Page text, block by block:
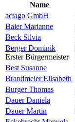
Name
actago GmbH
Baier Marianne
Beck Silvia
Berger Dominik
Erster Bürgermeister
Best Susanne
Brandmeier Elisabeth
Burger Thomas
Dauer Daniela
Dauer Martin